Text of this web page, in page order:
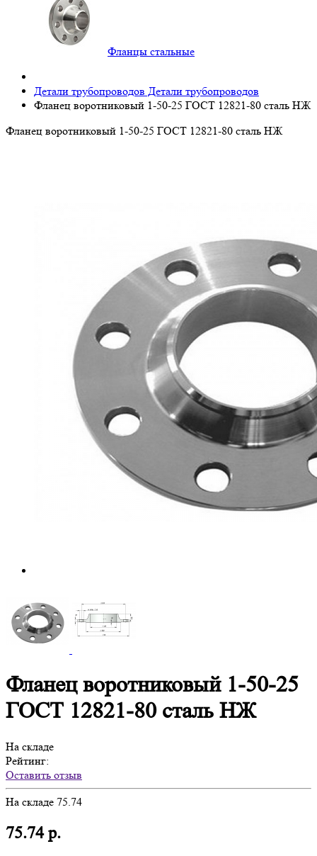
Фланцы стальные
Детали трубопроводов Детали трубопроводов
Фланец воротниковый 1-50-25 ГОСТ 12821-80 сталь НЖ
Фланец воротниковый 1-50-25 ГОСТ 12821-80 сталь НЖ
Фланец воротниковый 1-50-25
ГОСТ 12821-80 сталь НЖ
На складе
Рейтинг:
Оставить отзыв
На складе 75.74
75.74 р.